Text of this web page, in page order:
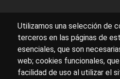
Sobre
Para ponerte en contacto con
Utilizamos una selección de
terceros en las páginas de
esenciales, que son
web; cookies funcionales,
facilidad de uso al utilizar el